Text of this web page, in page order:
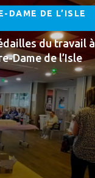
DAME DE L’ISLE
du travail à
Dame de l’Isle